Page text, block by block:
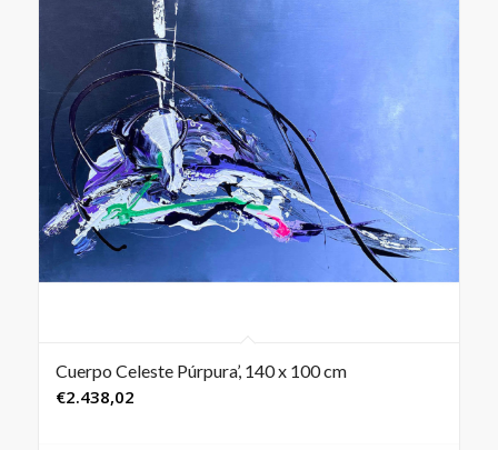
Cuerpo Celeste Púrpura’, 140 x 100 cm
€2.438,02